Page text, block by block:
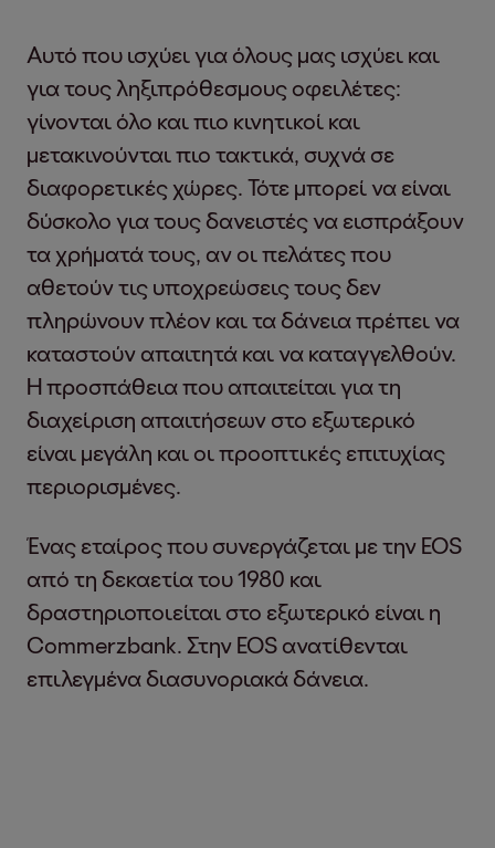
Αυτό που ισχύει για όλους μας ισχύει και
για τους ληξιπρόθεσμους οφειλέτες:
γίνονται όλο και πιο κινητικοί και
μετακινούνται πιο τακτικά, συχνά σε
διαφορετικές χώρες. Τότε μπορεί να είναι
δύσκολο για τους δανειστές να εισπράξουν
τα χρήματά τους, αν οι πελάτες που
αθετούν τις υποχρεώσεις τους δεν
πληρώνουν πλέον και τα δάνεια πρέπει να
καταστούν απαιτητά και να καταγγελθούν.
Η προσπάθεια που απαιτείται για τη
διαχείριση απαιτήσεων στο εξωτερικό
είναι μεγάλη και οι προοπτικές επιτυχίας
περιορισμένες.
Ένας εταίρος που συνεργάζεται με την EOS
από τη δεκαετία του 1980 και
δραστηριοποιείται στο εξωτερικό είναι η
Commerzbank. Στην EOS ανατίθενται
επιλεγμένα διασυνοριακά δάνεια.